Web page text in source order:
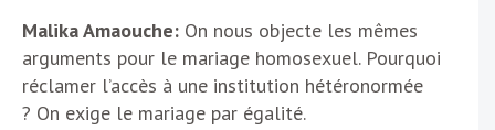
Malika Amaouche: On nous objecte les mêmes
arguments pour le mariage homosexuel. Pourquoi
réclamer l’accès à une institution hétéronormée
? On exige le mariage par égalité.